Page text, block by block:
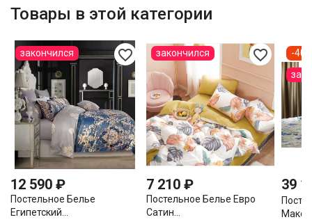
Товары в этой категории
favorite_border
12 590 ₽
Постельное Белье
Египетский...
закончился favorite_border
7 210 ₽
Постельное Белье Евро
Сатин...
закончился
39
Мако...
-